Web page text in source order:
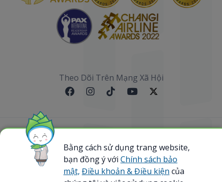
Theo Dõi Trên Mạng Xã Hội
Sơ đồ website
@ 2023 Bamboo Airways Copyright. All Rights
Reserved.
Business Registration Code: 0107867370
Bằng cách sử dụng trang website,
bạn đồng ý với Chính sách bảo
mật, Điều khoản & Điều kiện của